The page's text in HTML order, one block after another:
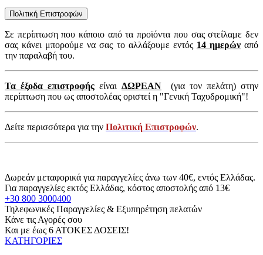
Πολιτική Επιστροφών
Σε περίπτωση που κάποιο από τα προϊόντα που σας στείλαμε δεν
σας κάνει μπορούμε να σας το αλλάξουμε εντός 14 ημερώναπό
την παραλαβή του.
Τα έξοδα επιστροφής είναι ΔΩΡΕΑΝ (για τον πελάτη) στην
περίπτωση που ως αποστολέας οριστεί η "Γενική Ταχυδρομική"!
Δείτε περισσότερα για την Πολιτική Επιστροφών.
Δωρεάν μεταφορικά για παραγγελίες άνω των 40€, εντός Ελλάδας.
Για παραγγελίες εκτός Ελλάδας, κόστος αποστολής από 13€
+30 800 3000400
Τηλεφωνικές Παραγγελίες & Εξυπηρέτηση πελατών
Κάνε τις Αγορές σου
Και με έως 6 ΑΤΟΚΕΣ ΔΟΣΕΙΣ!
ΚΑΤΗΓΟΡΙΕΣ